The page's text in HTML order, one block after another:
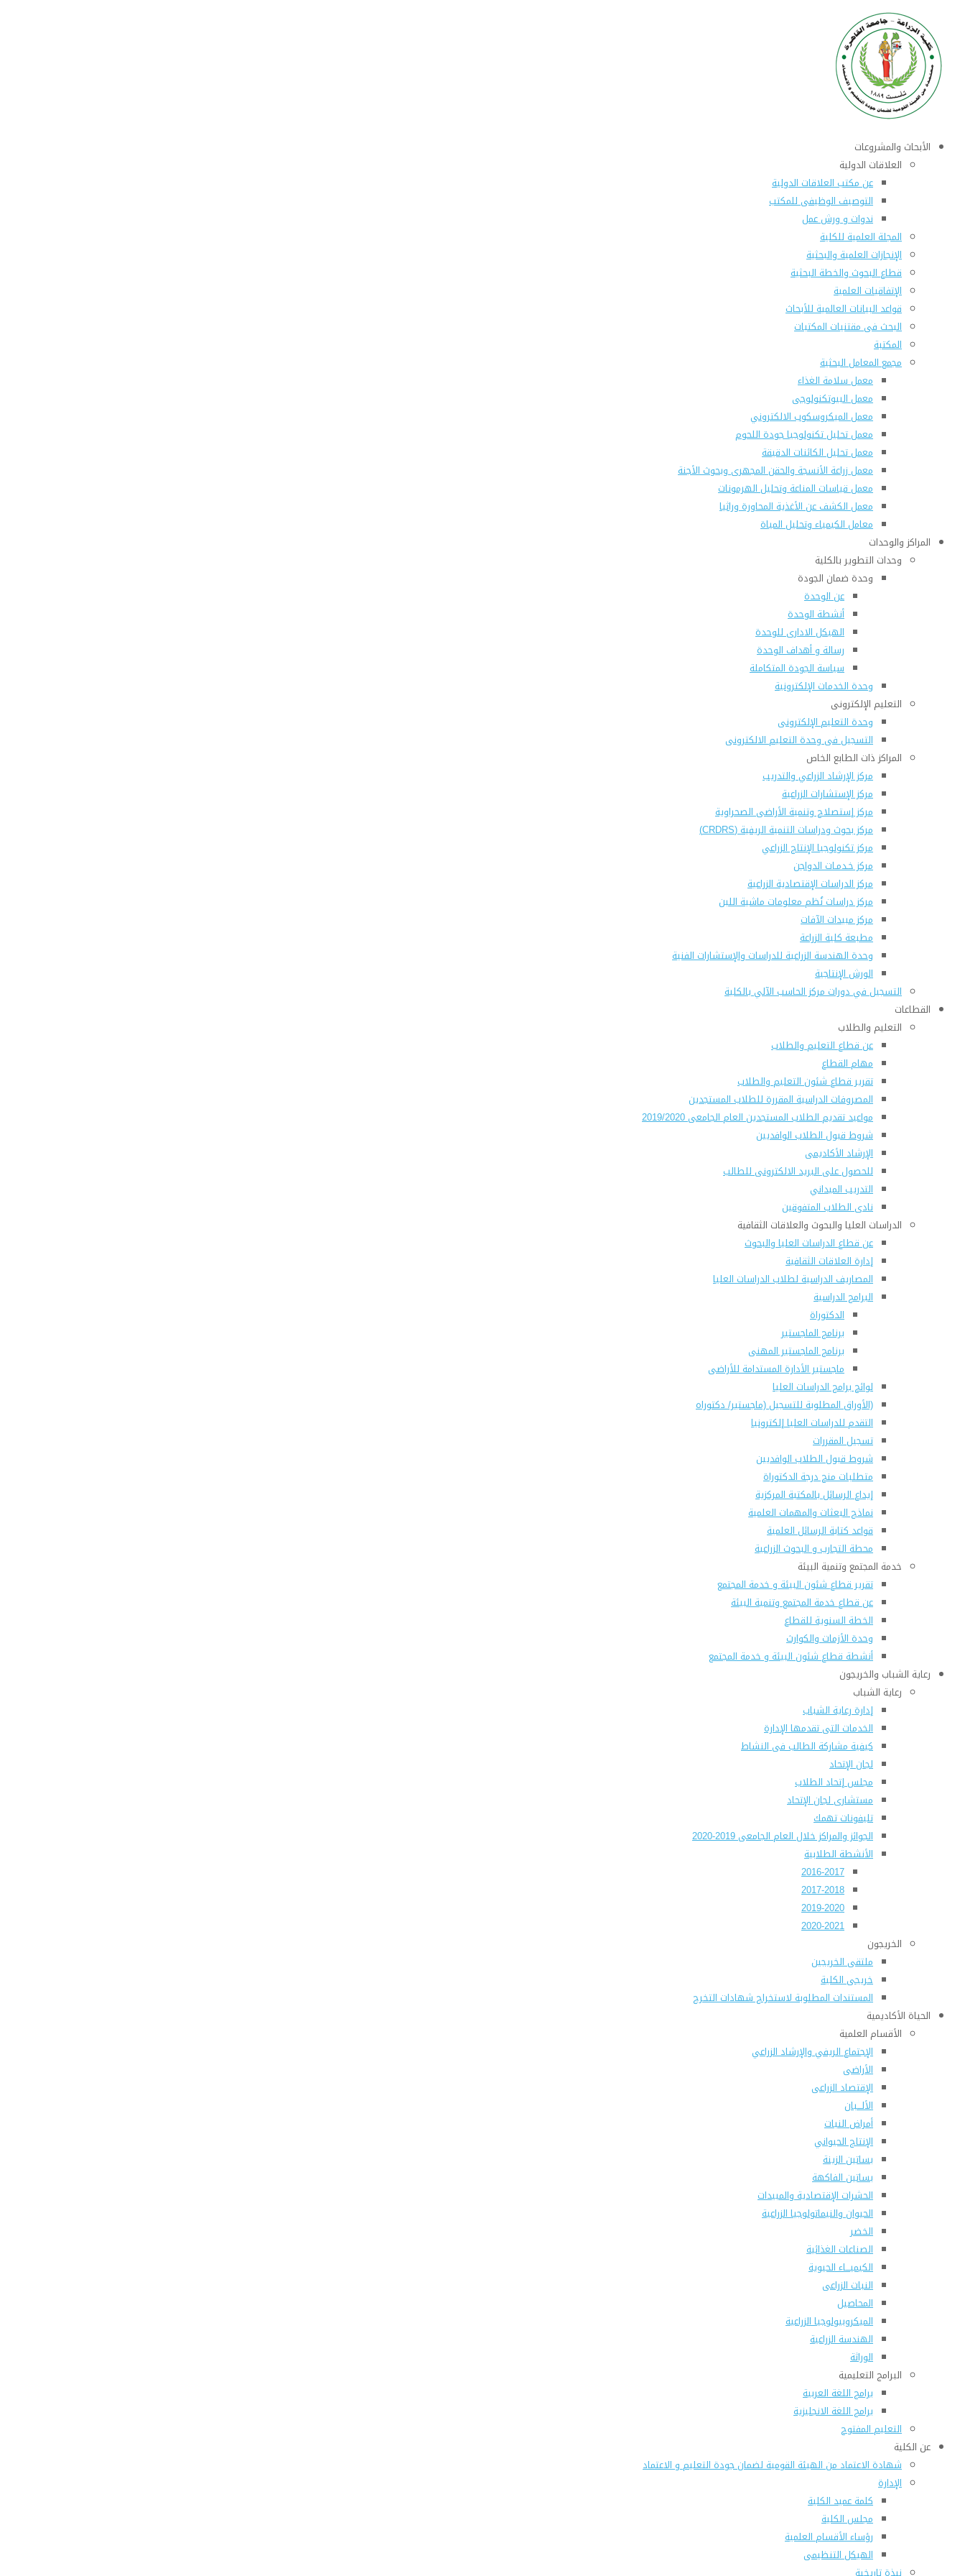
الأبحاث والمشروعات
العلاقات الدولية
عن مكتب العلاقات الدولية
التوصيف الوظيفى للمكتب
ندوات و ورش عمل
المجلة العلمية للكلية
الإنجازات العلمية والبحثية
قطاع البحوث والخطة البحثية
الإتفاقيات العلمية
قواعد البيانات العالمية للأبحاث
البحث فى مقتنيات المكتبات
المكتبة
مجمع المعامل البحثية
معمل سلامة الغذاء
معمل البيوتكنولوجى
معمل الميكروسكوب الالكتروني
معمل تحليل تكنولوجيا جودة اللحوم
معمل تحليل الكائنات الدقيقة
معمل زراعة الأنسجة والحقن المجهرى وبحوث الأجنة
معمل قياسات المناعة وتحليل الهرمونات
معمل الكشف عن الأغذية المحاورة وراثيا
معامل الكيمياء وتحليل المياة
المراكز والوحدات
وحدات التطوير بالكلية
وحدة ضمان الجودة
عن الوحدة
أنشطة الوحدة
الهيكل الادارى للوحدة
رسالة و أهداف الوحدة
سياسة الجودة المتكاملة
وحدة الخدمات الإلكترونية
التعليم الإلكترونى
وحدة التعليم الإلكترونى
التسجيل فى وحدة التعليم الالكترونى
المراكز ذات الطابع الخاص
مركز الإرشاد الزراعي والتدريب
مركز الإستشارات الزراعية
مركز إستصلاح وتنمية الأراضى الصحراوية
مركز بحوث ودراسات التنمية الريفية (CRDRS)
مركز تكنولوجيا الإنتاج الزراعي
مركز خـدمـات الدواجن
مركز الدراسات الإقتصادية الزراعية
مركز دراسات نُظم معلومات ماشية اللبن
مركز مبيدات الآفات
مطبعة كلية الزراعة
وحدة الهندسة الزراعية للدراسات والإستشارات الفنية
الورش الإنتاجية
التسجيل في دورات مركز الحاسب الآلي بالكلية
القطاعات
التعليم والطلاب
عن قطاع التعليم والطلاب
مهام القطاع
تقرير قطاع شئون التعليم والطلاب
المصروفات الدراسية المقررة للطلاب المستجدين
مواعيد تقديم الطلاب المستجدين العام الجامعى 2019/2020
شروط قبول الطلاب الوافديين
الإرشاد الأكاديمى
للحصول على البريد الالكترونى للطالب
التدريب الميداني
نادى الطلاب المتفوقين
الدراسات العليا والبحوث والعلاقات الثقافية
عن قطاع الدراسات العليا والبحوث
إدارة العلاقات الثقافية
المصاريف الدراسية لطلاب الدراسات العليا
البرامج الدراسية
الدكتوراة
برنامج الماجستير
برنامج الماجستير المهنى
ماجستير الأدارة المستدامة للأراضى
لوائح برامج الدراسات العليا
(الأوراق المطلوبة للتسجيل (ماجستير/ دكتوراه
التقدم للدراسات العليا إلكترونيا
تسجيل المقررات
شروط قبول الطلاب الوافديين
متطلبات منح درجة الدكتوراة
إيداع الرسائل بالمكتبة المركزية
نماذج البعثات والمهمات العلمية
قواعد كتابة الرسائل العلمية
محطة التجارب و البحوث الزراعية
خدمة المجتمع وتنمية البيئة
تقرير قطاع شئون البيئة و خدمة المجتمع
عن قطاع خدمة المجتمع وتنمية البيئة
الخطة السنوية للقطاع
وحدة الأزمات والكوارث
أنشطة قطاع شئون البيئة و خدمة المجتمع
رعاية الشباب والخريجون
رعاية الشباب
إدارة رعاية الشباب
الخدمات التى تقدمها الإدارة
كيفية مشاركة الطالب فى النشاط
لجان الإتحاد
مجلس إتحاد الطلاب
مستشارى لجان الإتحاد
تليفونات تهمك
الجوائز والمراكز خلال العام الجامعى 2019-2020
الأنشطة الطلابية
2016-2017
2017-2018
2019-2020
2020-2021
الخريجون
ملتقى الخريجين
خريجى الكلية
المستندات المطلوبة لاستخراج شهادات التخرج
الحياة الأكاديمية
الأقسام العلمية
الإجتماع الريفي والإرشاد الزراعي
الأراضى
الإقتصاد الزراعى
الألـــبان
أمراض النبات
الإنتاج الحيواني
بساتين الزينة
بساتين الفاكهة
الحشرات الإقتصادية والمبيدات
الحيوان والنيماتولوجيا الزراعية
الخضر
الصناعات الغذائية
الكيميـــاء الحيوية
النبات الزراعى
المحاصيل
الميكروبيولوجيا الزراعية
الهندسة الزراعية
الوراثة
البرامج التعليمية
برامج اللغة العربية
برامج اللغة الانجليزية
التعليم المفتوح
عن الكلية
شهادة الاعتماد من الهيئة القومية لضمان جودة التعليم و الاعتماد
الإدارة
كلمة عميد الكلية
مجلس الكلية
رؤساء الأقسام العلمية
الهيكل التنظيمى